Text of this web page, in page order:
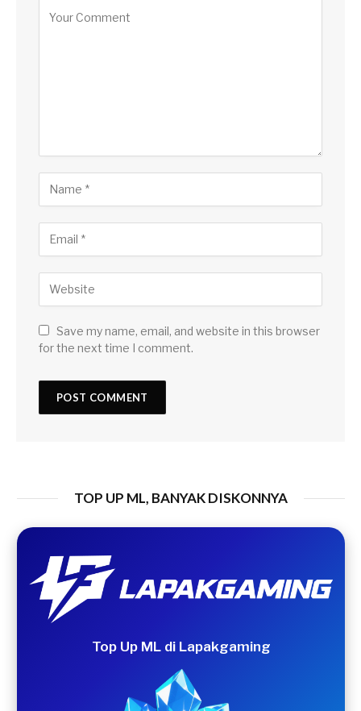
Save my name, email, and website in this browser
for the next time I comment.
TOP UP ML, BANYAK DISKONNYA
Top Up ML di Lapakgaming